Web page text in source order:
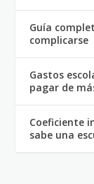
Guía
complicarse
Gastos
pagar de
Coeficiente
sabe una